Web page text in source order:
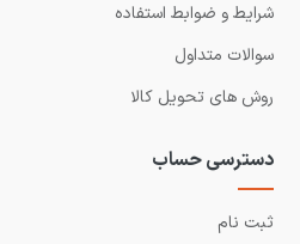
شرایط و ضوابط استفاده
سوالات متداول
روش های تحویل کالا
دسترسی حساب
ثبت نام